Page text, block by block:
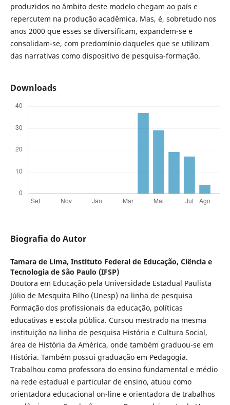
produzidos no âmbito deste modelo chegam ao país e
repercutem na produção acadêmica. Mas, é, sobretudo nos
anos 2000 que esses se diversificam, expandem-se e
consolidam-se, com predomínio daqueles que se utilizam
das narrativas como dispositivo de pesquisa-formação.
Downloads
Biografia do Autor
Tamara de Lima, Instituto Federal de Educação, Ciência e
Tecnologia de São Paulo (IFSP)
Doutora em Educação pela Universidade Estadual Paulista
Júlio de Mesquita Filho (Unesp) na linha de pesquisa
Formação dos profissionais da educação, políticas
educativas e escola pública. Cursou mestrado na mesma
instituição na linha de pesquisa História e Cultura Social,
área de História da América, onde também graduou-se em
História. Também possui graduação em Pedagogia.
Trabalhou como professora do ensino fundamental e médio
na rede estadual e particular de ensino, atuou como
orientadora educacional on-line e orientadora de trabalhos